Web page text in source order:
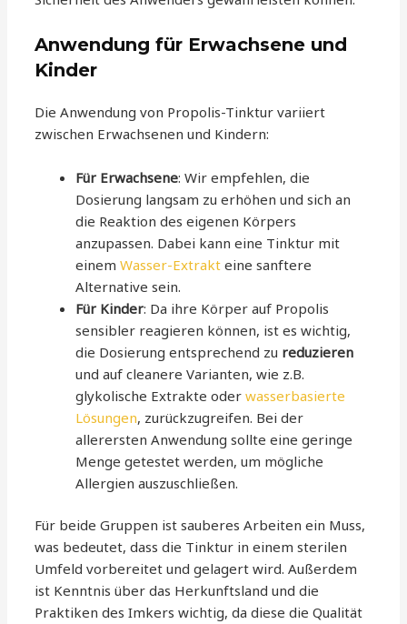
Anwendung für Erwachsene und
Kinder
Die Anwendung von Propolis-Tinktur variiert
zwischen Erwachsenen und Kindern:
Für Erwachsene: Wir empfehlen, die
Dosierung langsam zu erhöhen und sich an
die Reaktion des eigenen Körpers
anzupassen. Dabei kann eine Tinktur mit
einemWasser-Extrakt eine sanftere
Alternative sein.
Für Kinder: Da ihre Körper auf Propolis
sensibler reagieren können, ist es wichtig,
die Dosierung entsprechend zu reduzieren
und auf cleanere Varianten, wie z.B.
glykolische Extrakte oderwasserbasierte
Lösungen, zurückzugreifen. Bei der
allerersten Anwendung sollte eine geringe
Menge getestet werden, um mögliche
Allergien auszuschließen.
Für beide Gruppen ist sauberes Arbeiten ein Muss,
was bedeutet, dass die Tinktur in einem sterilen
Umfeld vorbereitet und gelagert wird. Außerdem
ist Kenntnis über das Herkunftsland und die
Praktiken des Imkers wichtig, da diese die Qualität